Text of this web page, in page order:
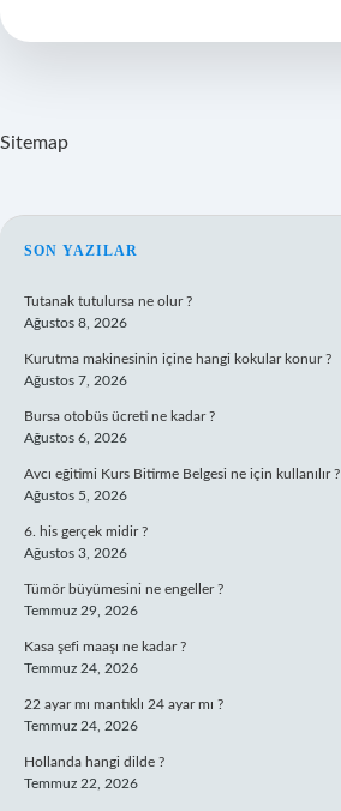
Sitemap
SIDEBAR
SON YAZILAR
Tutanak tutulursa ne olur ?
Ağustos 8, 2026
Kurutma makinesinin içine hangi kokular konur ?
Ağustos 7, 2026
Bursa otobüs ücreti ne kadar ?
Ağustos 6, 2026
Avcı eğitimi Kurs Bitirme Belgesi ne için kullanılır ?
Ağustos 5, 2026
6. his gerçek midir ?
Ağustos 3, 2026
Tümör büyümesini ne engeller ?
Temmuz 29, 2026
Kasa şefi maaşı ne kadar ?
Temmuz 24, 2026
22 ayar mı mantıklı 24 ayar mı ?
Temmuz 24, 2026
Hollanda hangi dilde ?
Temmuz 22, 2026